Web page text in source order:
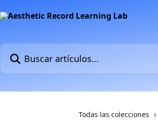
Buscar artículos...
Todas las colecciones